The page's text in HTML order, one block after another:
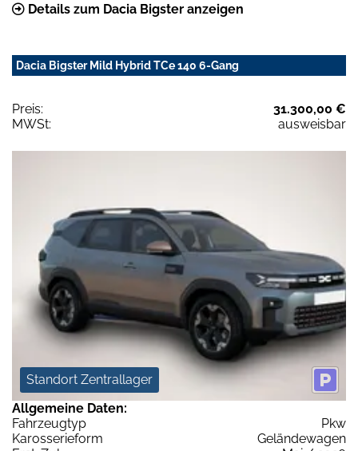
Details zum Dacia Bigster anzeigen
Dacia Bigster Mild Hybrid TCe 140 6-Gang
Preis:
31.300,00 €
MWSt:
ausweisbar
Standort Zentrallager
Allgemeine Daten:
Fahrzeugtyp
Pkw
Karosserieform
Geländewagen